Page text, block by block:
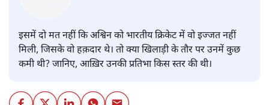
इसमें दो मत नहीं कि अश्विन को भारतीय क्रिकेट में वो इज्जत नहीं
मिली, जिसके वो हक़दार थे। तो क्या खिलाड़ी के तौर पर उनमें कुछ
कमी थी? जानिए, आख़िर उनकी प्रतिभा किस स्तर की थी।